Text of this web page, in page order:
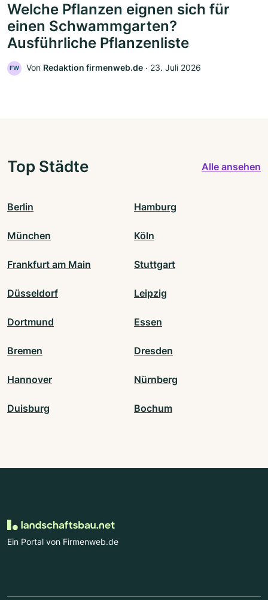
Welche Pflanzen eignen sich für
einen Schwammgarten?
Ausführliche Pflanzenliste
FW Von Redaktion firmenweb.de ‧ 23. Juli 2026
Top Städte Alle ansehen
Berlin Hamburg
München Köln
Frankfurt am Main Stuttgart
Düsseldorf Leipzig
Dortmund Essen
Bremen Dresden
Hannover Nürnberg
Duisburg Bochum
Ein Portal von Firmenweb.de